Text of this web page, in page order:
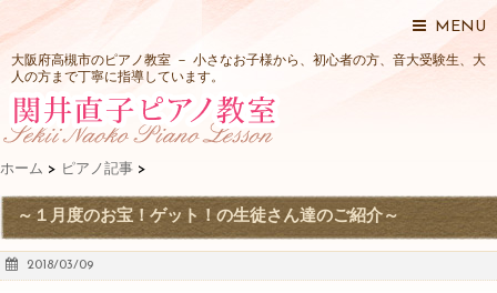
MENU
大阪府高槻市のピアノ教室 － 小さなお子様から、初心者の方、音大受験生、大
人の方まで丁寧に指導しています。
ホーム > ピアノ記事 >
～１月度のお宝！ゲット！の生徒さん達のご紹介～
2018/03/09